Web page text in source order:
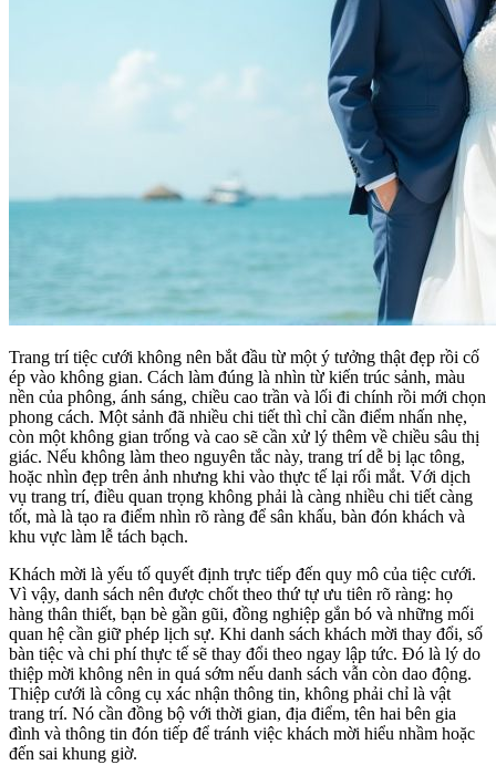
Trang trí tiệc cưới không nên bắt đầu từ một ý tưởng thật đẹp rồi cố
ép vào không gian. Cách làm đúng là nhìn từ kiến trúc sảnh, màu
nền của phông, ánh sáng, chiều cao trần và lối đi chính rồi mới chọn
phong cách. Một sảnh đã nhiều chi tiết thì chỉ cần điểm nhấn nhẹ,
còn một không gian trống và cao sẽ cần xử lý thêm về chiều sâu thị
giác. Nếu không làm theo nguyên tắc này, trang trí dễ bị lạc tông,
hoặc nhìn đẹp trên ảnh nhưng khi vào thực tế lại rối mắt. Với dịch
vụ trang trí, điều quan trọng không phải là càng nhiều chi tiết càng
tốt, mà là tạo ra điểm nhìn rõ ràng để sân khấu, bàn đón khách và
khu vực làm lễ tách bạch.
Khách mời là yếu tố quyết định trực tiếp đến quy mô của tiệc cưới.
Vì vậy, danh sách nên được chốt theo thứ tự ưu tiên rõ ràng: họ
hàng thân thiết, bạn bè gần gũi, đồng nghiệp gắn bó và những mối
quan hệ cần giữ phép lịch sự. Khi danh sách khách mời thay đổi, số
bàn tiệc và chi phí thực tế sẽ thay đổi theo ngay lập tức. Đó là lý do
thiệp mời không nên in quá sớm nếu danh sách vẫn còn dao động.
Thiệp cưới là công cụ xác nhận thông tin, không phải chỉ là vật
trang trí. Nó cần đồng bộ với thời gian, địa điểm, tên hai bên gia
đình và thông tin đón tiếp để tránh việc khách mời hiểu nhầm hoặc
đến sai khung giờ.